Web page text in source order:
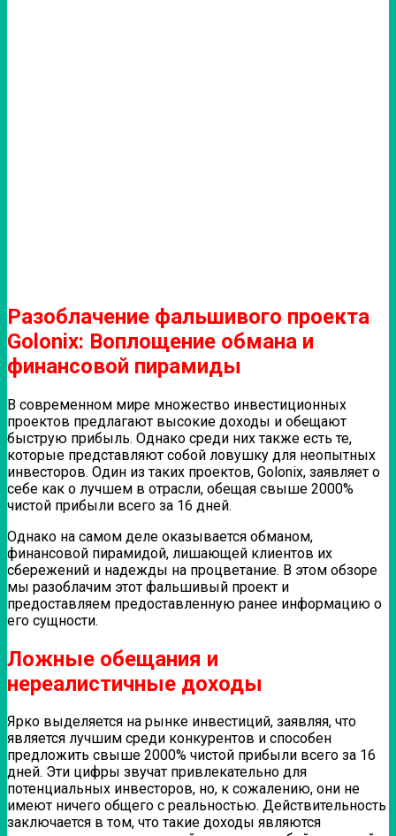
Разоблачение фальшивого проекта
Golonix: Воплощение обмана и
финансовой пирамиды
В современном мире множество инвестиционных
проектов предлагают высокие доходы и обещают
быструю прибыль. Однако среди них также есть те,
которые представляют собой ловушку для неопытных
инвесторов. Один из таких проектов, Golonix, заявляет о
себе как о лучшем в отрасли, обещая свыше 2000%
чистой прибыли всего за 16 дней.
Однако на самом деле оказывается обманом,
финансовой пирамидой, лишающей клиентов их
сбережений и надежды на процветание. В этом обзоре
мы разоблачим этот фальшивый проект и
предоставляем предоставленную ранее информацию о
его сущности.
Ложные обещания и
нереалистичные доходы
Ярко выделяется на рынке инвестиций, заявляя, что
является лучшим среди конкурентов и способен
предложить свыше 2000% чистой прибыли всего за 16
дней. Эти цифры звучат привлекательно для
потенциальных инвесторов, но, к сожалению, они не
имеют ничего общего с реальностью. Действительность
заключается в том, что такие доходы являются